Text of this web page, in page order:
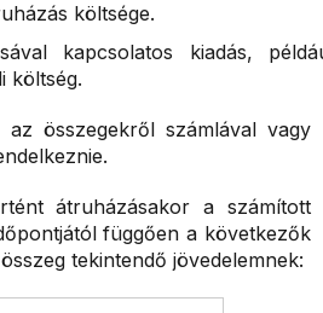
költsége.
kapcsolatos kiadás,
költség.
összegekről számlával vagy
átruházásakor a számított
függően a következők
tekintendő jövedelemnek: